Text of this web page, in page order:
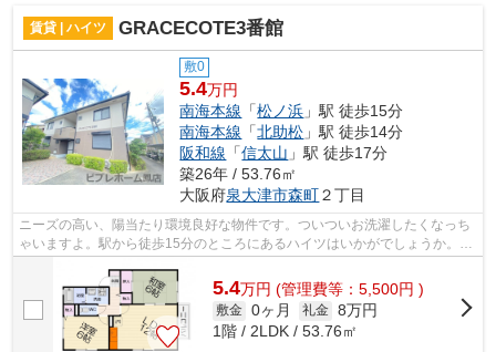
賃貸 | ハイツ GRACECOTE3番館
敷0
5.4万円
南海本線 「松ノ浜 」駅 徒歩15分
南海本線 「北助松 」駅 徒歩14分
阪和線 「信太山 」駅 徒歩17分
築26年 / 53.76㎡
大阪府泉大津市森町２丁目
ニーズの高い、陽当たり環境良好な物件です。ついついお洗濯したくなっち
ゃいますよ。駅から徒歩15分のところにあるハイツはいかがでしょうか。耐
5.4万円 (管理費等：5,500円 )
敷金 0ヶ月 礼金 8万円
1階 / 2LDK / 53.76㎡